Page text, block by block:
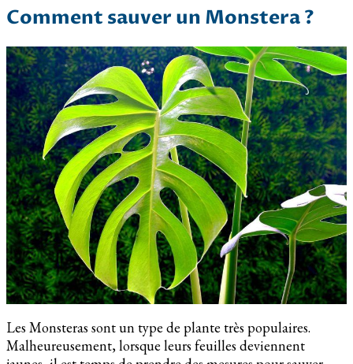
Comment sauver un Monstera ?
Les Monsteras sont un type de plante très populaires.
Malheureusement, lorsque leurs feuilles deviennent